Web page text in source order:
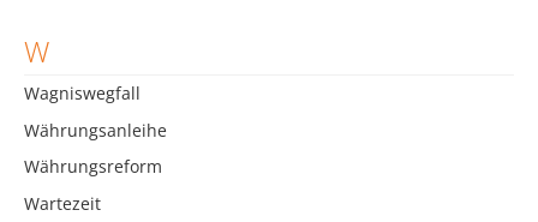
W
Wagniswegfall
Währungsanleihe
Währungsreform
Wartezeit